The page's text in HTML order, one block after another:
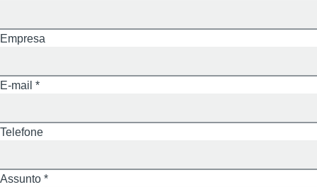
Empresa
E-mail *
Telefone
de
Telefone
Assunto *